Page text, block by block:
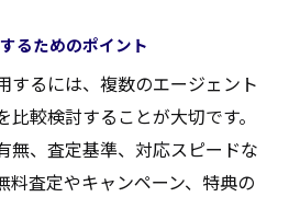
るためのポイント
するには、複数のエージェント
較検討することが大切です。
無、査定基準、対応スピードな
料査定やキャンペーン、特典の